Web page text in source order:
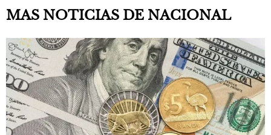
MAS NOTICIAS DE NACIONAL